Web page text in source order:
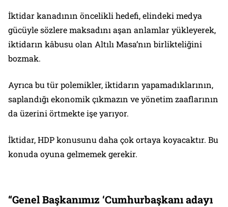
İktidar kanadının öncelikli hedefi, elindeki medya
gücüyle sözlere maksadını aşan anlamlar yükleyerek,
iktidarın kâbusu olan Altılı Masa’nın birlikteliğini
bozmak.
Ayrıca bu tür polemikler, iktidarın yapamadıklarının,
saplandığı ekonomik çıkmazın ve yönetim zaaflarının
da üzerini örtmekte işe yarıyor.
İktidar, HDP konusunu daha çok ortaya koyacaktır. Bu
konuda oyuna gelmemek gerekir.
“Genel Başkanımız ‘Cumhurbaşkanı adayı